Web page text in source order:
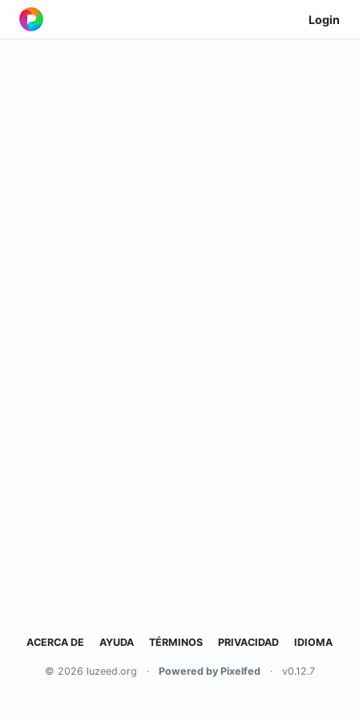
Login
ACERCA DE AYUDA TÉRMINOS PRIVACIDAD IDIOMA
© 2026 luzeed.org · Powered by Pixelfed · v0.12.7